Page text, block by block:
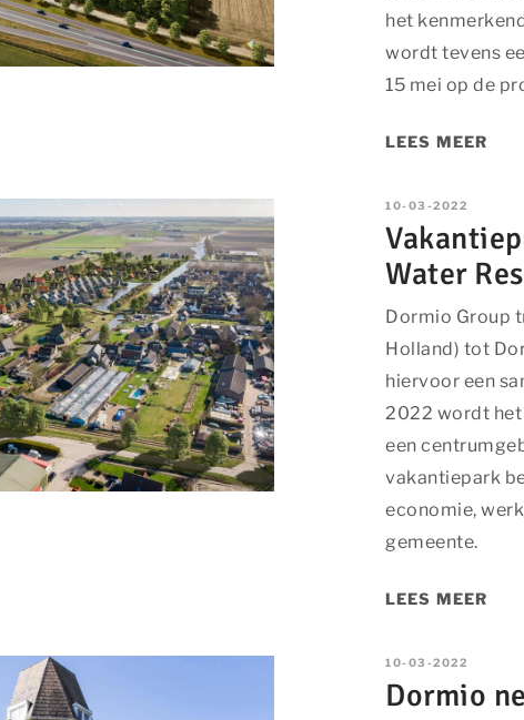
het
wordt tevens
15 mei op de
LEES MEER
10-03-2022
Water
Dormio Group
Holland) tot
hiervoor een
2022 wordt het
een
vakantiepark
economie,
gemeente.
LEES MEER
10-03-2022
Dormio
OPSLAAN ALLES ACCEPTEREN